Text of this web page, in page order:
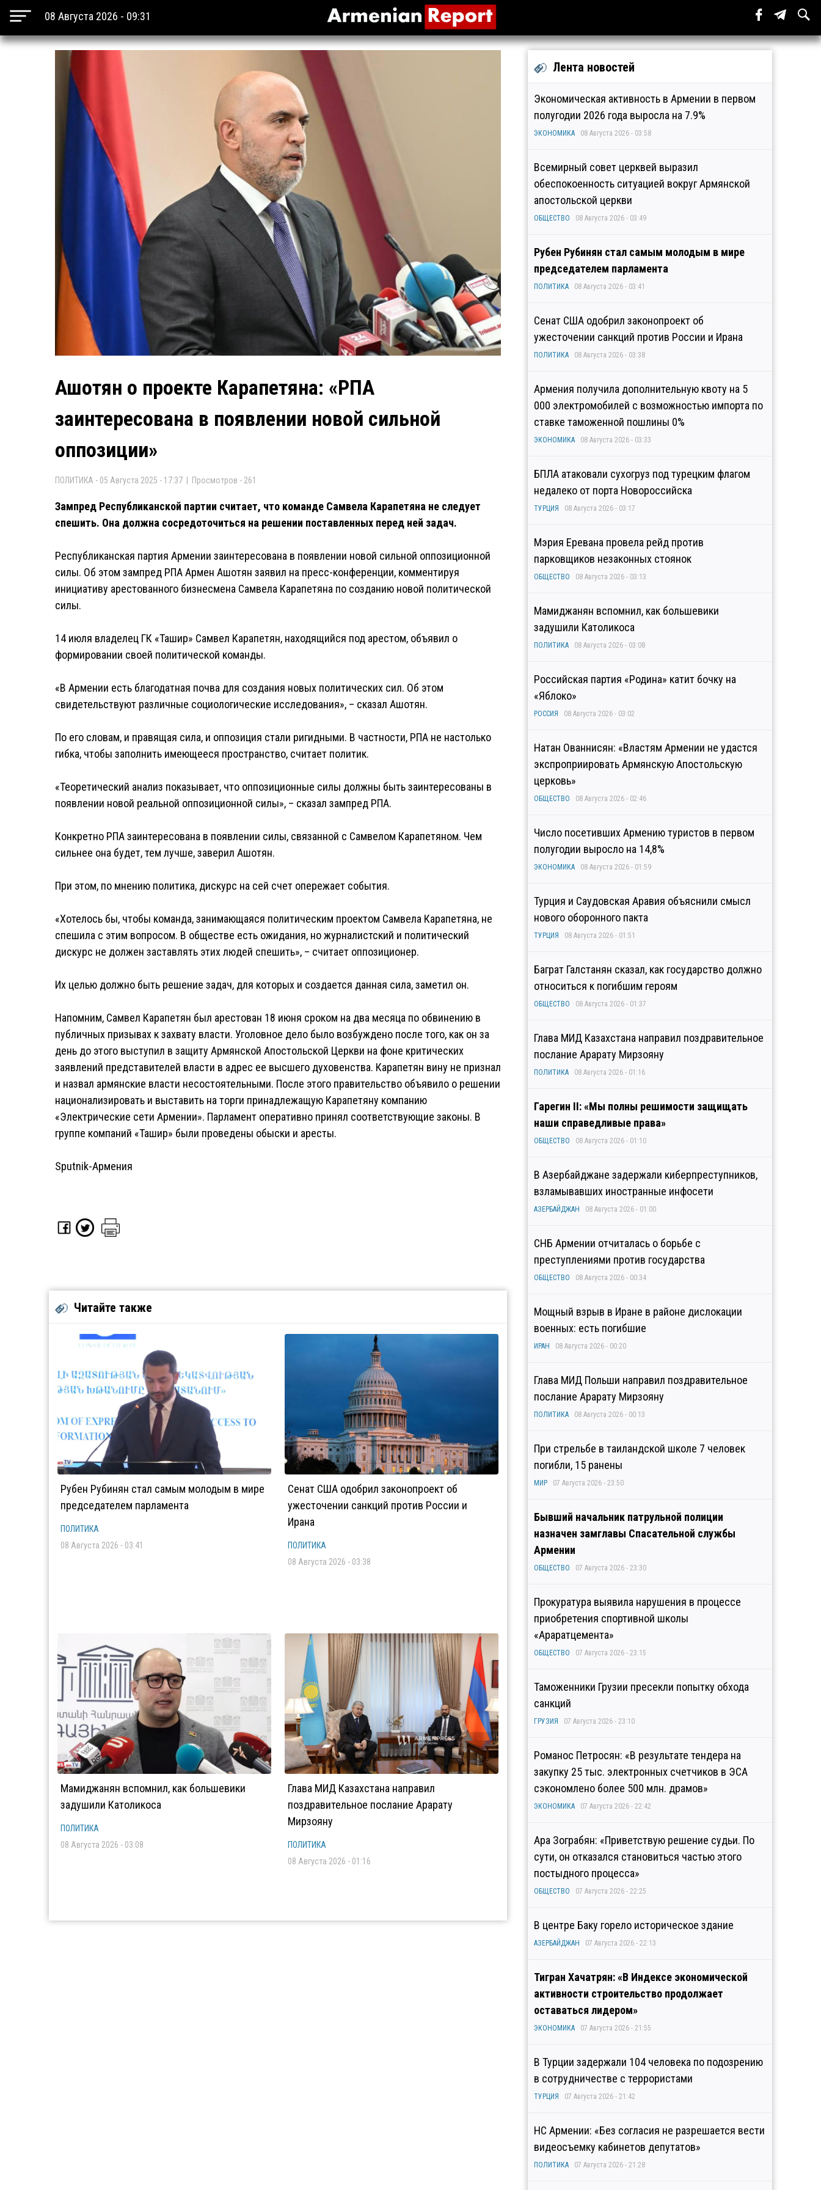
08 Августа 2026 - 09:31
Ашотян о проекте Карапетяна: «РПА
заинтересована в появлении новой сильной
оппозиции»
ПОЛИТИКА - 05 Августа 2025 - 17:37 | Просмотров - 261
Зампред Республиканской партии считает, что команде Самвела Карапетяна не следует
спешить. Она должна сосредоточиться на решении поставленных перед ней задач.
Республиканская партия Армении заинтересована в появлении новой сильной оппозиционной
силы. Об этом зампред РПА Армен Ашотян заявил на пресс-конференции, комментируя
инициативу арестованного бизнесмена Самвела Карапетяна по созданию новой политической
силы.
14 июля владелец ГК «Ташир» Самвел Карапетян, находящийся под арестом, объявил о
формировании своей политической команды.
«В Армении есть благодатная почва для создания новых политических сил. Об этом
свидетельствуют различные социологические исследования», – сказал Ашотян.
По его словам, и правящая сила, и оппозиция стали ригидными. В частности, РПА не настолько
гибка, чтобы заполнить имеющееся пространство, считает политик.
«Теоретический анализ показывает, что оппозиционные силы должны быть заинтересованы в
появлении новой реальной оппозиционной силы», – сказал зампред РПА.
Конкретно РПА заинтересована в появлении силы, связанной с Самвелом Карапетяном. Чем
сильнее она будет, тем лучше, заверил Ашотян.
При этом, по мнению политика, дискурс на сей счет опережает события.
«Хотелось бы, чтобы команда, занимающаяся политическим проектом Самвела Карапетяна, не
спешила с этим вопросом. В обществе есть ожидания, но журналистский и политический
дискурс не должен заставлять этих людей спешить», – считает оппозиционер.
Их целью должно быть решение задач, для которых и создается данная сила, заметил он.
Напомним, Самвел Карапетян был арестован 18 июня сроком на два месяца по обвинению в
публичных призывах к захвату власти. Уголовное дело было возбуждено после того, как он за
день до этого выступил в защиту Армянской Апостольской Церкви на фоне критических
заявлений представителей власти в адрес ее высшего духовенства. Карапетян вину не признал
и назвал армянские власти несостоятельными. После этого правительство объявило о решении
национализировать и выставить на торги принадлежащую Карапетяну компанию
«Электрические сети Армении». Парламент оперативно принял соответствующие законы. В
группе компаний «Ташир» были проведены обыски и аресты.
Sputnik-Армения
Читайте также
Рубен Рубинян стал самым молодым в мире
председателем парламента
ПОЛИТИКА
08 Августа 2026 - 03:41
Сенат США одобрил законопроект об
ужесточении санкций против России и
Ирана
ПОЛИТИКА
08 Августа 2026 - 03:38
Мамиджанян вспомнил, как большевики
задушили Католикоса
ПОЛИТИКА
08 Августа 2026 - 03:08
Глава МИД Казахстана направил
поздравительное послание Арарату
Мирзояну
ПОЛИТИКА
08 Августа 2026 - 01:16
Лента новостей
Экономическая активность в Армении в первом
полугодии 2026 года выросла на 7.9%
ЭКОНОМИКА 08 Августа 2026 - 03:58
Всемирный совет церквей выразил
обеспокоенность ситуацией вокруг Армянской
апостольской церкви
ОБЩЕСТВО 08 Августа 2026 - 03:49
Рубен Рубинян стал самым молодым в мире
председателем парламента
ПОЛИТИКА 08 Августа 2026 - 03:41
Сенат США одобрил законопроект об
ужесточении санкций против России и Ирана
ПОЛИТИКА 08 Августа 2026 - 03:38
Армения получила дополнительную квоту на 5
000 электромобилей с возможностью импорта по
ставке таможенной пошлины 0%
ЭКОНОМИКА 08 Августа 2026 - 03:33
БПЛА атаковали сухогруз под турецким флагом
недалеко от порта Новороссийска
ТУРЦИЯ 08 Августа 2026 - 03:17
Мэрия Еревана провела рейд против
парковщиков незаконных стоянок
ОБЩЕСТВО 08 Августа 2026 - 03:13
Мамиджанян вспомнил, как большевики
задушили Католикоса
ПОЛИТИКА 08 Августа 2026 - 03:08
Российская партия «Родина» катит бочку на
«Яблоко»
РОССИЯ 08 Августа 2026 - 03:02
Натан Ованнисян: «Властям Армении не удастся
экспроприировать Армянскую Апостольскую
церковь»
ОБЩЕСТВО 08 Августа 2026 - 02:46
Число посетивших Армению туристов в первом
полугодии выросло на 14,8%
ЭКОНОМИКА 08 Августа 2026 - 01:59
Турция и Саудовская Аравия объяснили смысл
нового оборонного пакта
ТУРЦИЯ 08 Августа 2026 - 01:51
Баграт Галстанян сказал, как государство должно
относиться к погибшим героям
ОБЩЕСТВО 08 Августа 2026 - 01:37
Глава МИД Казахстана направил поздравительное
послание Арарату Мирзояну
ПОЛИТИКА 08 Августа 2026 - 01:16
Гарегин II: «Мы полны решимости защищать
наши справедливые права»
ОБЩЕСТВО 08 Августа 2026 - 01:10
В Азербайджане задержали киберпреступников,
взламывавших иностранные инфосети
АЗЕРБАЙДЖАН 08 Августа 2026 - 01:00
СНБ Армении отчиталась о борьбе с
преступлениями против государства
ОБЩЕСТВО 08 Августа 2026 - 00:34
Мощный взрыв в Иране в районе дислокации
военных: есть погибшие
ИРАН 08 Августа 2026 - 00:20
Глава МИД Польши направил поздравительное
послание Арарату Мирзояну
ПОЛИТИКА 08 Августа 2026 - 00:13
При стрельбе в таиландской школе 7 человек
погибли, 15 ранены
МИР 07 Августа 2026 - 23:50
Бывший начальник патрульной полиции
назначен замглавы Спасательной службы
Армении
ОБЩЕСТВО 07 Августа 2026 - 23:30
Прокуратура выявила нарушения в процессе
приобретения спортивной школы
«Араратцемента»
ОБЩЕСТВО 07 Августа 2026 - 23:15
Таможенники Грузии пресекли попытку обхода
санкций
ГРУЗИЯ 07 Августа 2026 - 23:10
Романос Петросян: «В результате тендера на
закупку 25 тыс. электронных счетчиков в ЭСА
сэкономлено более 500 млн. драмов»
ЭКОНОМИКА 07 Августа 2026 - 22:42
Ара Зограбян: «Приветствую решение судьи. По
сути, он отказался становиться частью этого
постыдного процесса»
ОБЩЕСТВО 07 Августа 2026 - 22:25
В центре Баку горело историческое здание
АЗЕРБАЙДЖАН 07 Августа 2026 - 22:13
Тигран Хачатрян: «В Индексе экономической
активности строительство продолжает
оставаться лидером»
ЭКОНОМИКА 07 Августа 2026 - 21:55
В Турции задержали 104 человека по подозрению
в сотрудничестве с террористами
ТУРЦИЯ 07 Августа 2026 - 21:42
НС Армении: «Без согласия не разрешается вести
видеосъемку кабинетов депутатов»
ПОЛИТИКА 07 Августа 2026 - 21:28